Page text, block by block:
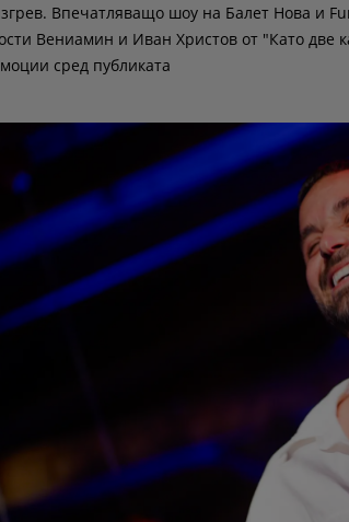
Впечатляващо шоу на Балет Нова и
Вениамин и Иван Христов от "Като две
сред публиката